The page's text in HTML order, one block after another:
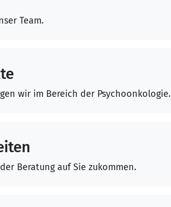
Team.
wir im Bereich der Psychoonkologie.
Beratung auf Sie zukommen.